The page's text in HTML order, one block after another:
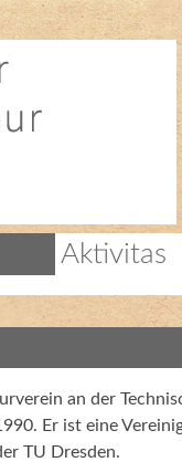
Aktivitas
an der
Er ist eine
TU Dresden.